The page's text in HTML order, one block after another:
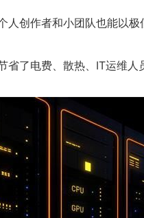
人创作者和小团队也能以
省了电费、散热、IT运维人